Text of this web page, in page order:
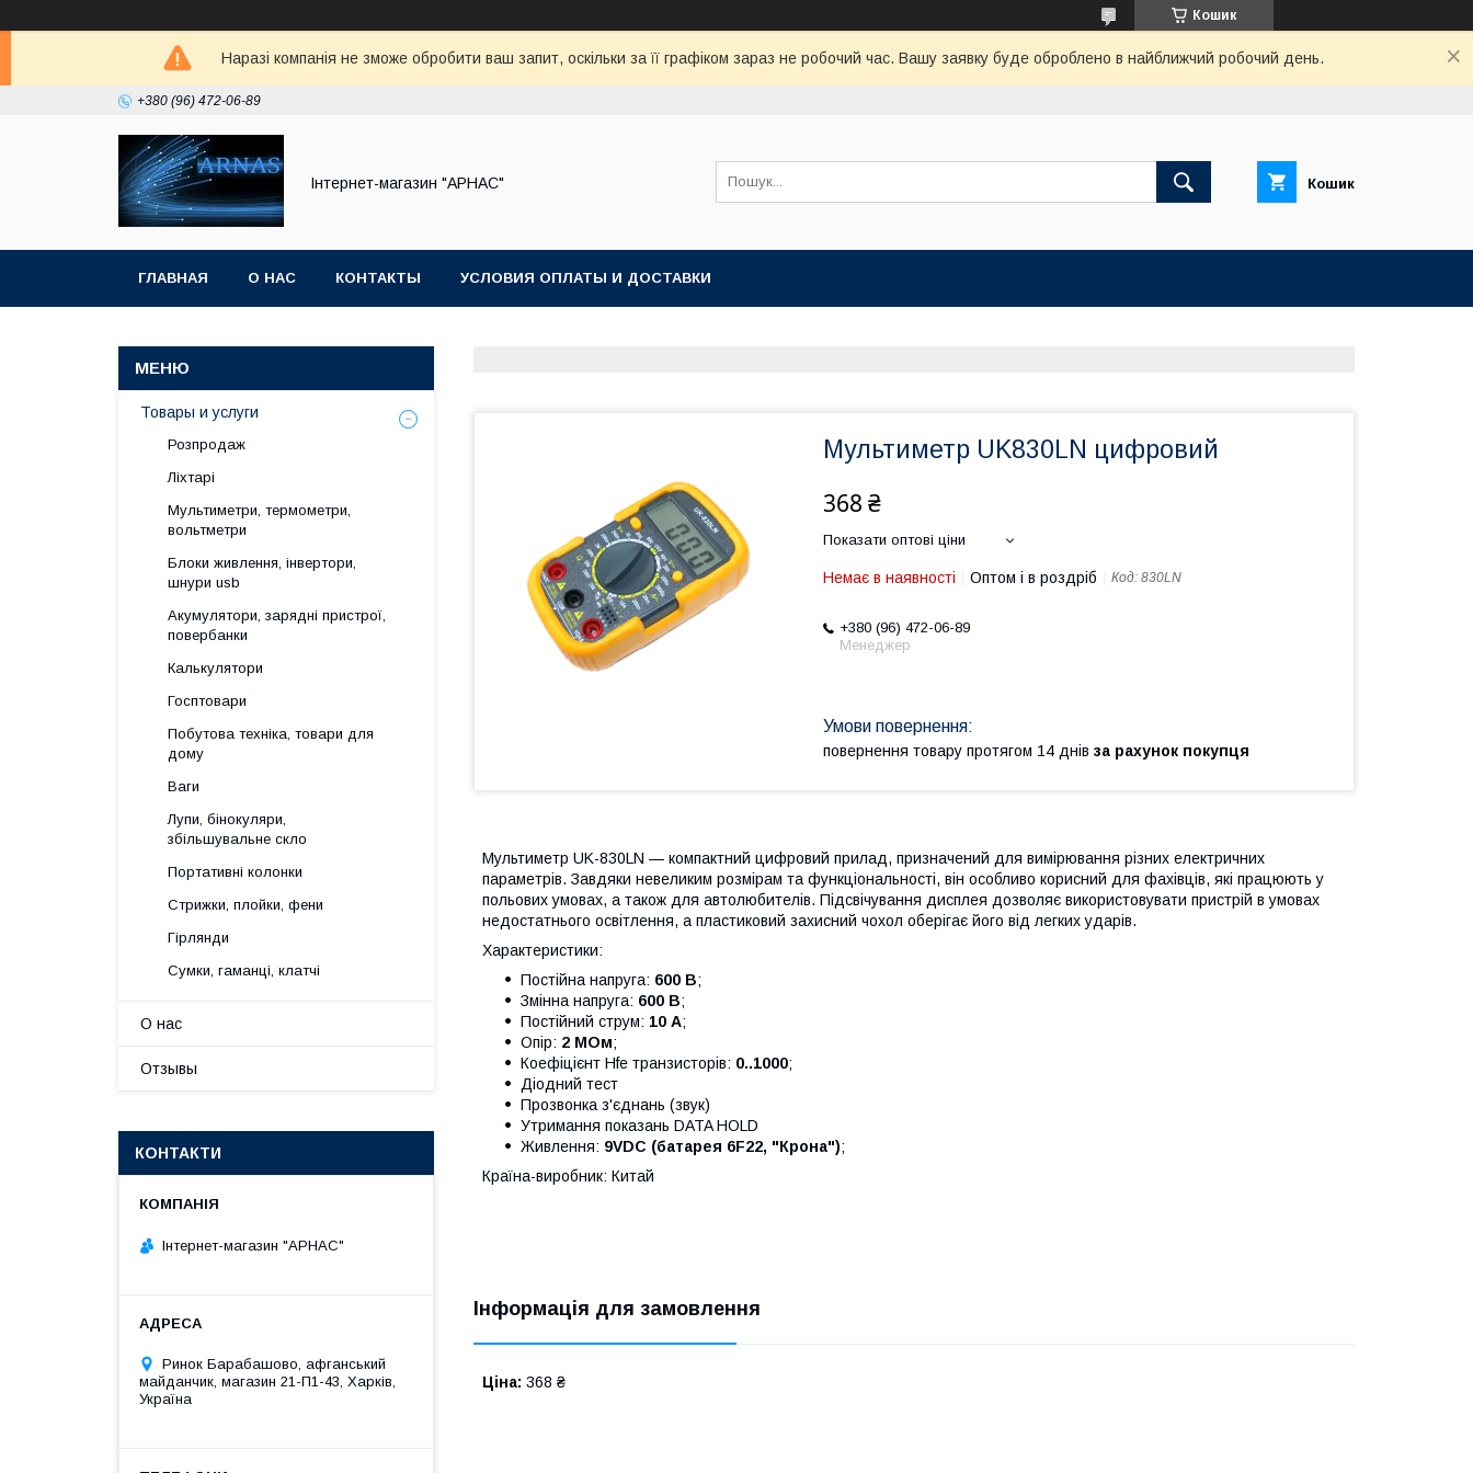
Кошик
Наразі компанія не зможе обробити ваш запит, оскільки за її графіком зараз не робочий час. Вашу заявку буде оброблено в найближчий робочий день.
+380 (96) 472-06-89
Інтернет-магазин "АРНАС" Кошик
ГЛАВНАЯ О НАС КОНТАКТЫ УСЛОВИЯ ОПЛАТЫ И ДОСТАВКИ
Мультиметр UK830LN цифровий
368 ₴
Показати оптові ціни
Немає в наявності Оптом і в роздріб Код: 830LN
+380 (96) 472-06-89
Менеджер
повернення товару протягом 14 днів за рахунок покупця
Мультиметр UK-830LN — компактний цифровий прилад, призначений для вимірювання різних електричних
параметрів. Завдяки невеликим розмірам та функціональності, він особливо корисний для фахівців, які працюють у
польових умовах, а також для автолюбителів. Підсвічування дисплея дозволяє використовувати пристрій в умовах
недостатнього освітлення, а пластиковий захисний чохол оберігає його від легких ударів.
Характеристики:
Постійна напруга: 600 В;
Змінна напруга: 600 В;
Постійний струм: 10 А;
Опір: 2 МОм;
Коефіцієнт Hfe транзисторів: 0..1000;
Діодний тест
Прозвонка з'єднань (звук)
Утримання показань DATA HOLD
Живлення: 9VDC (батарея 6F22, "Крона");
Країна-виробник: Китай
Інформація для замовлення
Ціна: 368 ₴
Товары и услуги
Розпродаж
Ліхтарі
Мультиметри, термометри,
вольтметри
Блоки живлення, інвертори,
шнури usb
Акумулятори, зарядні пристрої,
повербанки
Калькулятори
Госптовари
Побутова техніка, товари для
дому
Ваги
Лупи, бінокуляри,
збільшувальне скло
Портативні колонки
Стрижки, плойки, фени
Гірлянди
Сумки, гаманці, клатчі
О нас
Отзывы
КОНТАКТИ
Інтернет-магазин "АРНАС"
Ринок Барабашово, афганський
майданчик, магазин 21-П1-43, Харків,
Україна